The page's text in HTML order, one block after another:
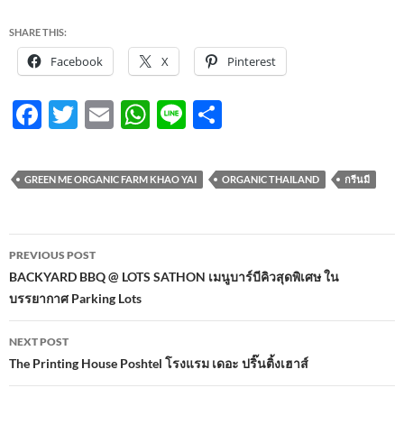
SHARE THIS:
Facebook X Pinterest
F
e
o
o
k
T
itt
E
ail
W
at
A
p
Li
e ar
GREEN ME ORGANIC FARM KHAO YAI ORGANIC THAILAND กรีนมี
Post
navigation
PREVIOUS POST
BACKYARD BBQ @ LOTS SATHON เมนูบาร์บีคิวสุดพิเศษ ใน
บรรยากาศ Parking Lots
NEXT POST
The Printing House Poshtel โรงแรม เดอะ ปริ๊นติ้งเฮาส์